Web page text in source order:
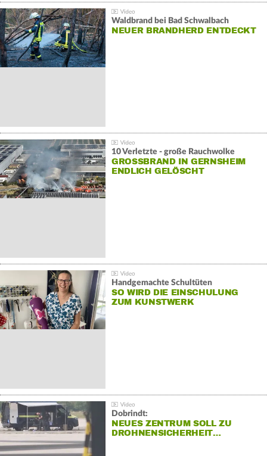
Waldbrand bei Bad Schwalbach
NEUER BRANDHERD ENTDECKT
10 Verletzte - große Rauchwolke
GROSSBRAND IN GERNSHEIM E
NDLICH GELÖSCHT
Handgemachte Schultüten
SO WIRD DIE EINSCHULUNG
ZUM KUNSTWERK
Dobrindt:
NEUES ZENTRUM SOLL ZU
DROHNENSICHERHEIT…